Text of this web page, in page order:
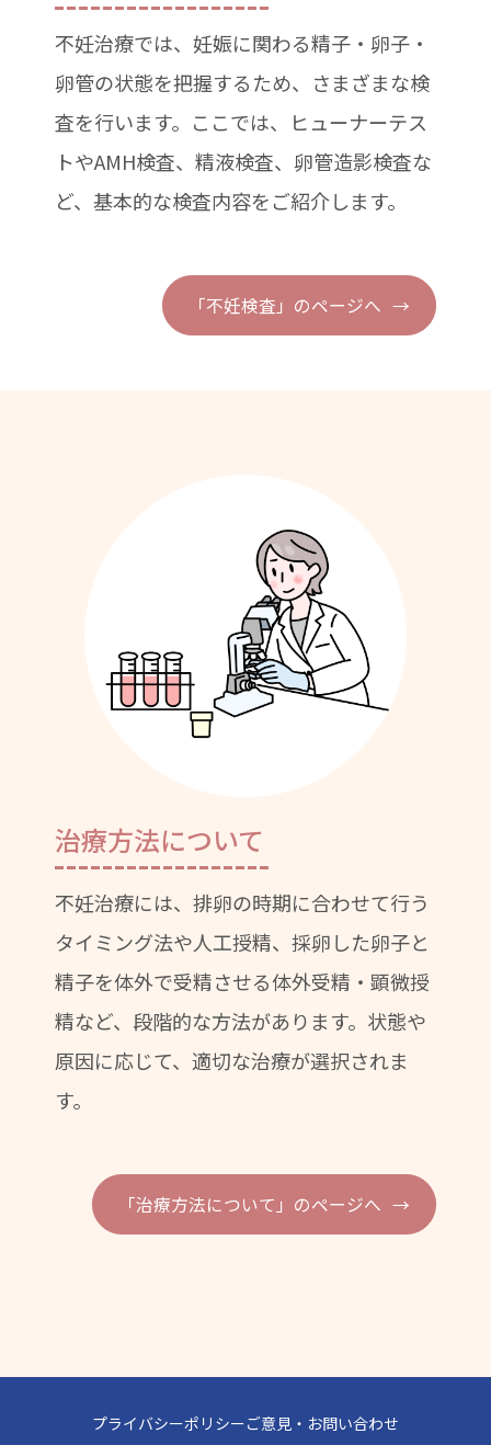
不妊治療では、妊娠に関わる精子・卵子・
卵管の状態を把握するため、さまざまな検
査を行います。ここでは、ヒューナーテス
トやAMH検査、精液検査、卵管造影検査な
ど、基本的な検査内容をご紹介します。
「不妊検査」のページへ
治療方法について
不妊治療には、排卵の時期に合わせて行う
タイミング法や人工授精、採卵した卵子と
精子を体外で受精させる体外受精・顕微授
精など、段階的な方法があります。状態や
原因に応じて、適切な治療が選択されま
す。
「治療方法について」のページへ
プライバシーポリシーご意見・お問い合わせ